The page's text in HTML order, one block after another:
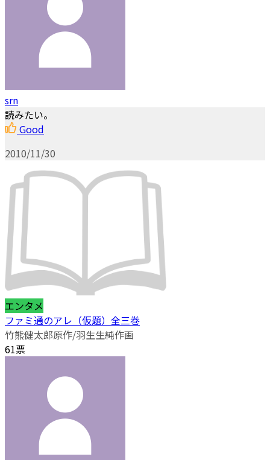
srn
読みたい。
Good
2010/11/30
エンタメ
ファミ通のアレ（仮題）全三巻
竹熊健太郎原作/羽生生純作画
61票